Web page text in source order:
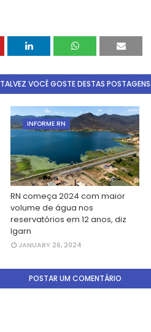
TALVEZ VOCÊ GOSTE DESTAS POSTAGENS
INFORME RN
RN começa 2024 com maior
volume de água nos
reservatórios em 12 anos, diz
Igarn
JANUARY 26, 2024
POSTAR UM COMENTÁRIO